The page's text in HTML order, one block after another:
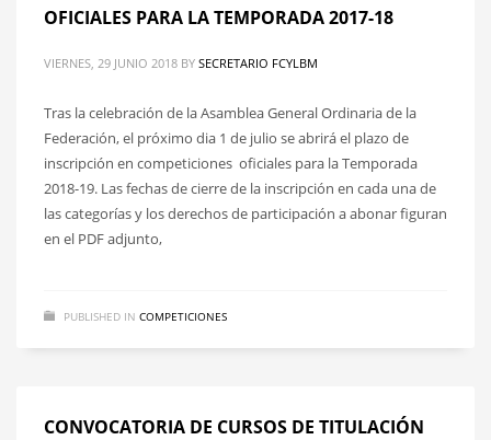
OFICIALES PARA LA TEMPORADA 2017-18
VIERNES, 29 JUNIO 2018 BY SECRETARIO FCYLBM
Tras la celebración de la Asamblea General Ordinaria de la
Federación, el próximo dia 1 de julio se abrirá el plazo de
inscripción en competiciones oficiales para la Temporada
2018-19. Las fechas de cierre de la inscripción en cada una de
las categorías y los derechos de participación a abonar figuran
en el PDF adjunto,
PUBLISHED IN COMPETICIONES
CONVOCATORIA DE CURSOS DE TITULACIÓN